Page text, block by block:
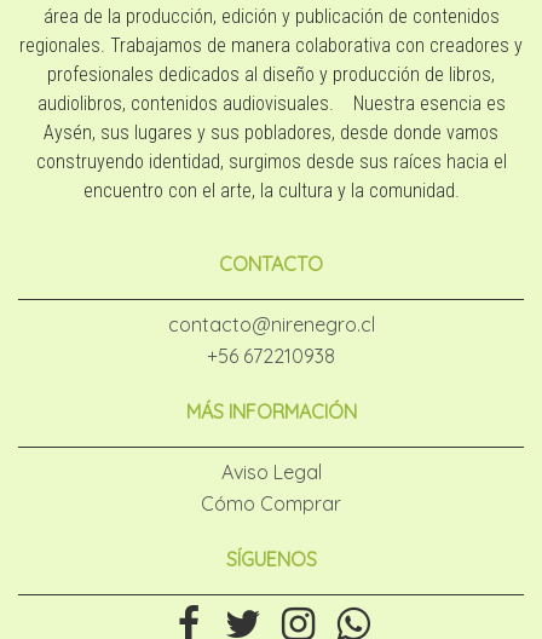
área de la producción, edición y publicación de contenidos
regionales. Trabajamos de manera colaborativa con creadores y
profesionales dedicados al diseño y producción de libros,
audiolibros, contenidos audiovisuales. Nuestra esencia es
Aysén, sus lugares y sus pobladores, desde donde vamos
construyendo identidad, surgimos desde sus raíces hacia el
encuentro con el arte, la cultura y la comunidad.
CONTACTO
contacto@nirenegro.cl
+56 672210938
MÁS INFORMACIÓN
Aviso Legal
Cómo Comprar
SÍGUENOS